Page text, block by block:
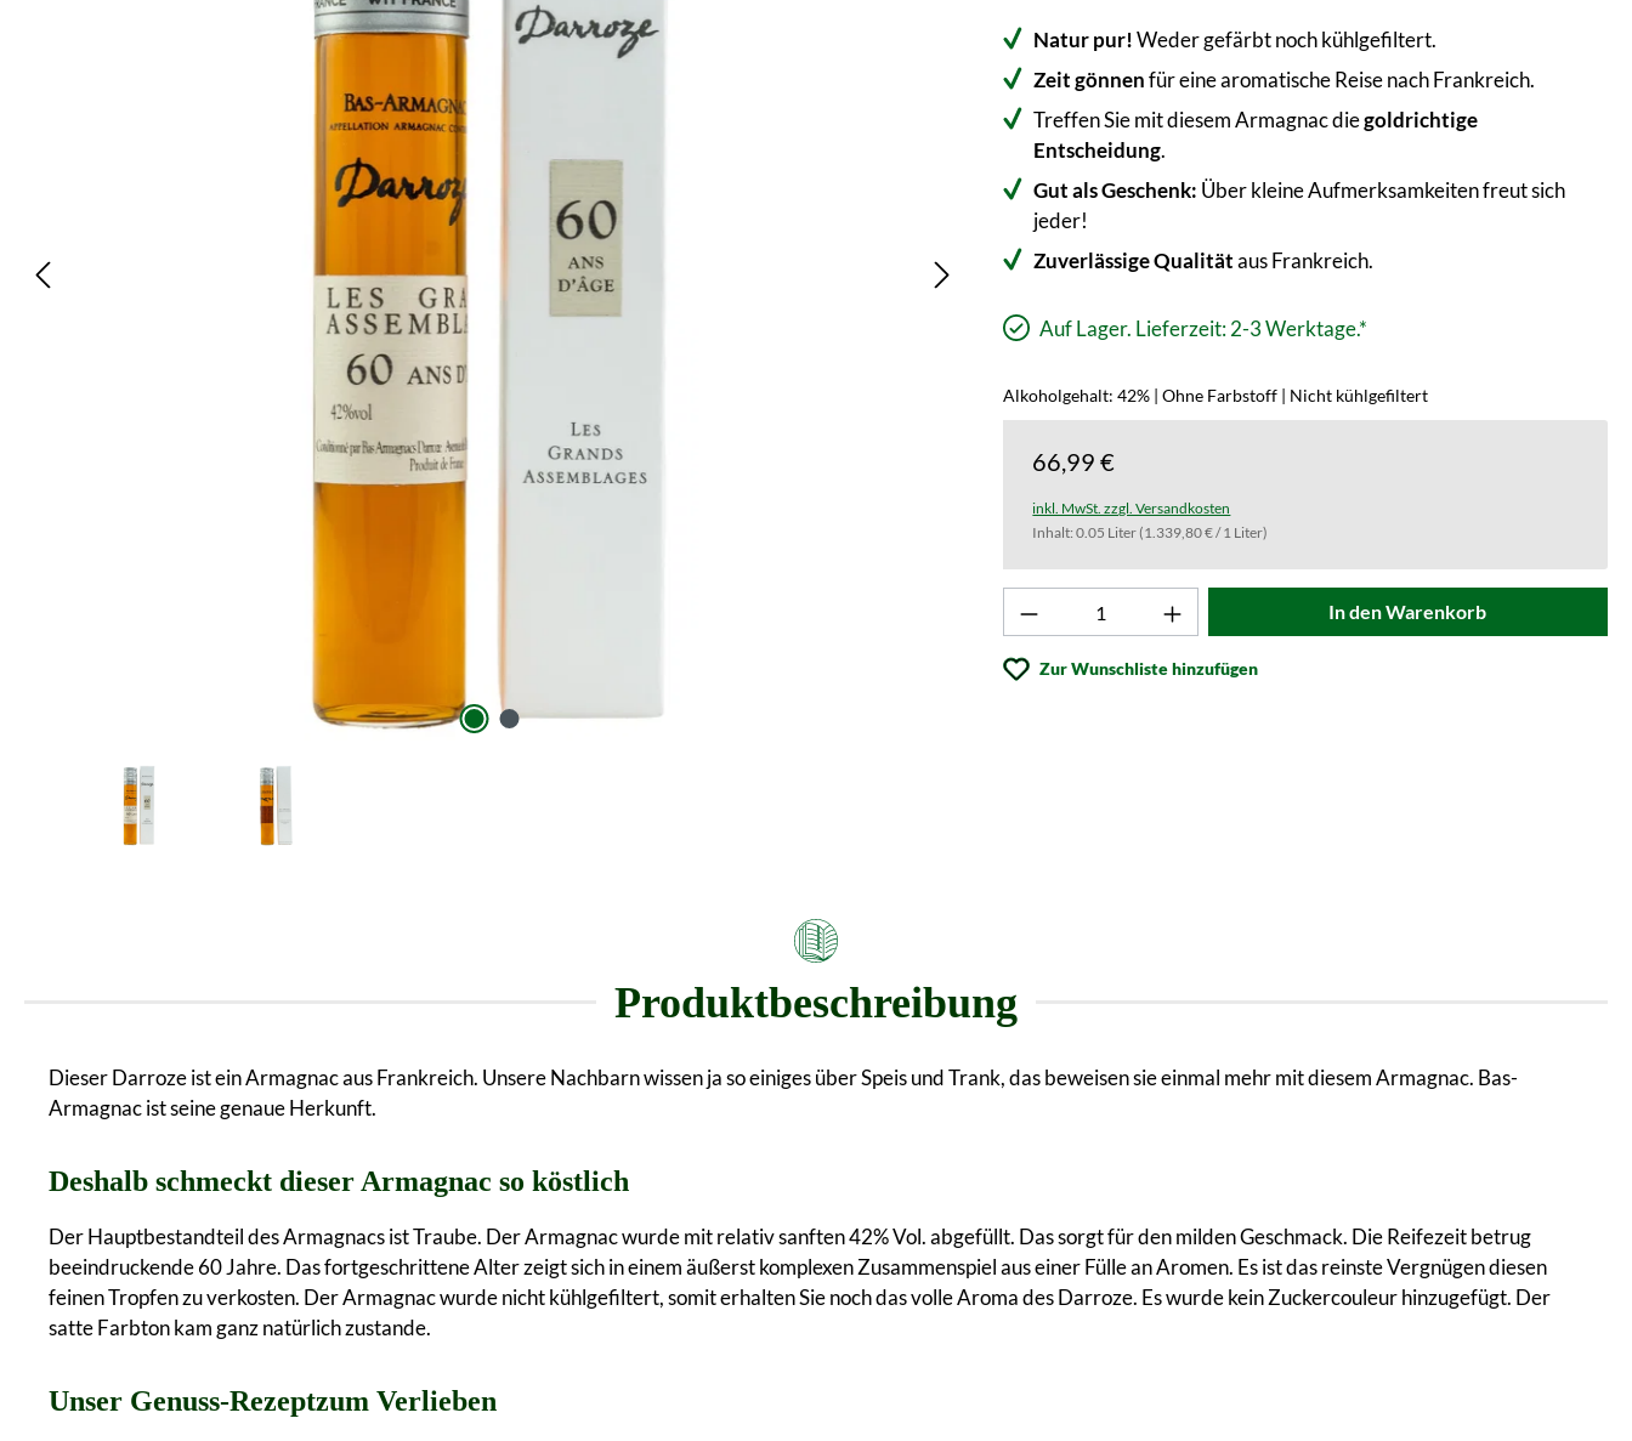
Natur pur!Weder gefärbt noch kühlgefiltert.
Zeit gönnenfür eine aromatische Reise nach Frankreich.
Treffen Sie mit diesem Armagnac diegoldrichtige
Entscheidung.
Gut als Geschenk: Über kleine Aufmerksamkeiten freut sich
jeder!
ZuverlässigeQualitätaus Frankreich.
Auf Lager. Lieferzeit: 2-3 Werktage.*
Alkoholgehalt: 42% | Ohne Farbstoff | Nicht kühlgefiltert
66,99 €
inkl. MwSt. zzgl. Versandkosten
Inhalt:0.05 Liter(1.339,80 € / 1 Liter)
Produkt Anzahl: Gib den gewünschten Wert ein
In den Warenkorb
Zur Wunschliste hinzufügen
Produktbeschreibung
Dieser Darroze ist ein Armagnac aus Frankreich. Unsere Nachbarn wissen ja so einiges über Speis und Trank, das beweisen sie einmal mehr mit diesem Armagnac. Bas-
Armagnac ist seine genaue Herkunft.
Deshalb schmeckt dieser Armagnac so köstlich
Der Hauptbestandteil des Armagnacs ist Traube. Der Armagnac wurde mit relativ sanften 42% Vol. abgefüllt. Das sorgt für den milden Geschmack. Die Reifezeit betrug
beeindruckende 60 Jahre. Das fortgeschrittene Alter zeigt sich in einem äußerst komplexen Zusammenspiel aus einer Fülle an Aromen. Es ist das reinste Vergnügen diesen
feinen Tropfen zu verkosten. Der Armagnac wurde nicht kühlgefiltert, somit erhalten Sie noch das volle Aroma des Darroze. Es wurde kein Zuckercouleur hinzugefügt. Der
satte Farbton kam ganz natürlich zustande.
Unser Genuss-Rezeptzum Verlieben